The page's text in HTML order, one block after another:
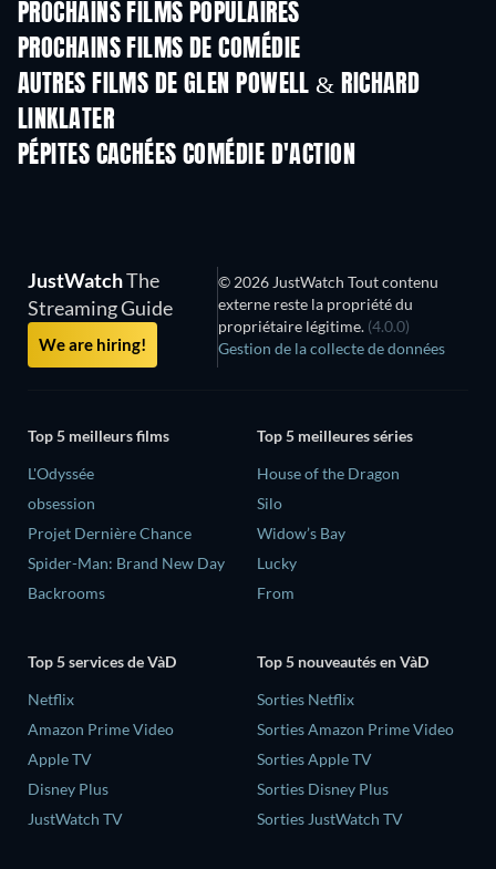
PROCHAINS FILMS POPULAIRES
PROCHAINS FILMS DE COMÉDIE
AUTRES FILMS DE GLEN POWELL & RICHARD
LINKLATER
PÉPITES CACHÉES COMÉDIE D'ACTION
JustWatchThe
Streaming Guide
We are hiring!
© 2026 JustWatch Tout contenu
externe reste la propriété du
propriétaire légitime. (4.0.0)
Gestion de la collecte de données
Top 5 meilleurs films
L'Odyssée
obsession
Projet Dernière Chance
Spider-Man: Brand New Day
Backrooms
Top 5 meilleures séries
House of the Dragon
Silo
Widow’s Bay
Lucky
From
Top 5 services de VàD
Netflix
Amazon Prime Video
Apple TV
Disney Plus
JustWatch TV
Top 5 nouveautés en VàD
Sorties Netflix
Sorties Amazon Prime Video
Sorties Apple TV
Sorties Disney Plus
Sorties JustWatch TV